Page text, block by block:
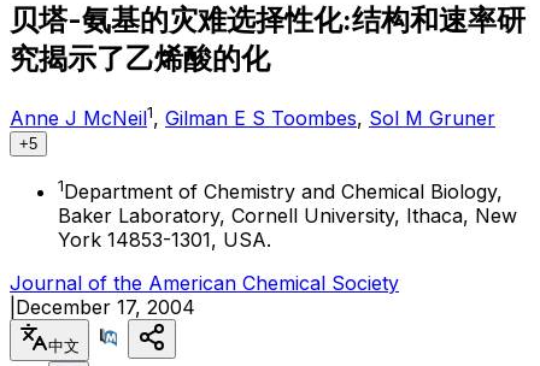
贝塔-氨基的灾难选择性化:结构和速率研
究揭示了乙烯酸的化
Anne J McNeil1, Gilman E S Toombes, Sol M Gruner
+5
1Department of Chemistry and Chemical Biology,
Baker Laboratory, Cornell University, Ithaca, New
York 14853-1301, USA.
Journal of the American Chemical Society
December 17, 2004
中文